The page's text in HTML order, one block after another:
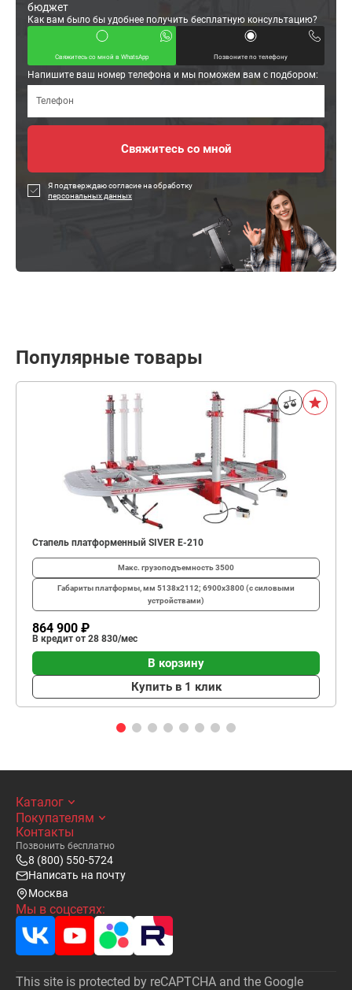
бюджет
Как вам было бы удобнее получить бесплатную консультацию?
Свяжитесь со мной в WhatsApp Позвоните по телефону
Напишите ваш номер телефона и мы поможем вам с подбором:
Я подтверждаю согласие на обработку
персональных данных
Популярные товары
Стапель платформенный SIVER E-210
Макс. грузоподъемность3500
Габариты платформы, мм 5138х2112; 6900х3800 (с силовыми
устройствами)
864 900 ₽
В кредит от 28 830/мес
В корзину
Купить в 1 клик
Каталог
Покупателям
Контакты
Позвонить бесплатно
8 (800) 550-5724
Написать на почту
Москва
Мы в соцсетях:
This site is protected by reCAPTCHA and the Google